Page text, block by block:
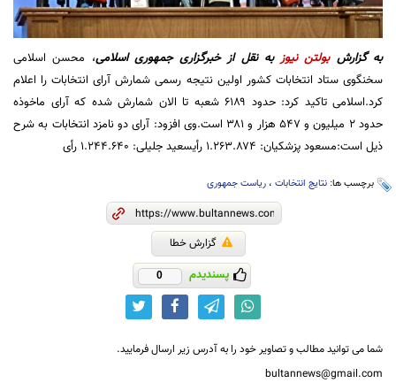
به گزارش بولتن نیوزبه نقل از خبرگزاری جمهوری اسلامی، محسن اسلامی
سخنگوی ستاد انتخابات کشور اولین نتیجه رسمی شمارش آرای انتخابات را اعلام
کرد.اسلامی تاکید کرد: حدود ۶۱۸۹ شعبه تا الان شمارش شده که ‌آرای ماخوذه
حدود ۲ میلیون و ۵۴۷ هزار و ۳۸۱ است.وی افزود: آرای دو نامزد انتخابات به شرح
ذیل است:مسعود پزشکیان: ۱.۲۶۳.۸۷۴ رأیسعید جلیلی: ۱.۲۴۴.۶۴۰ رأی
برچسب ها: نتایج انتخابات ، ریاست جمهوری
گزارش خطا
پسندیدم 0
شما می توانید مطالب و تصاویر خود را به آدرس زیر ارسال فرمایید.
bultannews@gmail.com